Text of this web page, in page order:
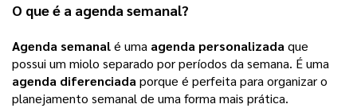
O que é a agenda semanal?
Agenda semanal é uma agenda personalizada que
agenda diferenciada porque é perfeita para organizar o
planejamento semanal de uma forma mais prática.